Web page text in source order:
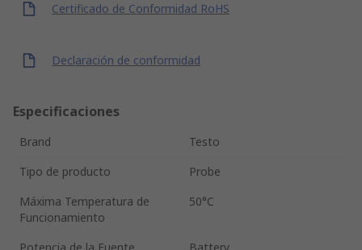
Certificado de Conformidad RoHS
Declaración de conformidad
Especificaciones
Brand
Testo
Tipo de producto
Probe
Máxima Temperatura de
Funcionamiento
50°C
Potencia de la Fuente
Battery